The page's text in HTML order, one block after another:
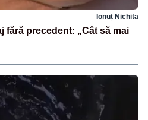
Ionuț Nichita
fără precedent: „Cât să mai